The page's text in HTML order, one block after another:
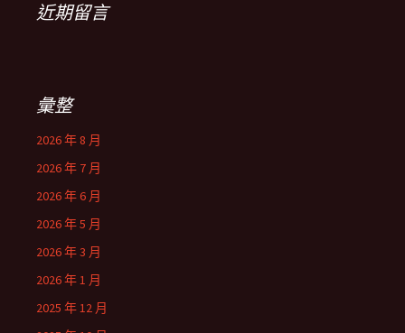
近期留言
彙整
2026 年 8 月
2026 年 7 月
2026 年 6 月
2026 年 5 月
2026 年 3 月
2026 年 1 月
2025 年 12 月